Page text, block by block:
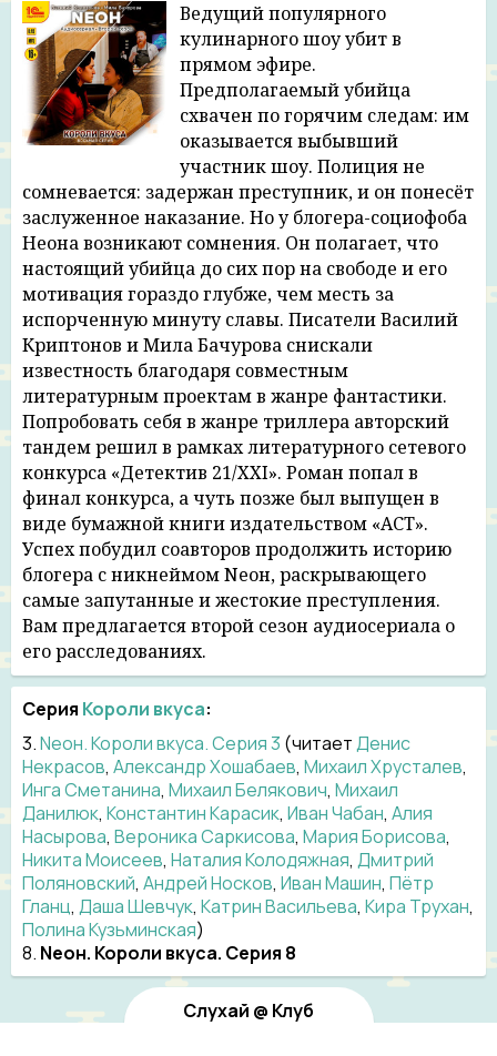
Ведущий популярного
кулинарного шоу убит в
прямом эфире.
Предполагаемый убийца
схвачен по горячим следам: им
оказывается выбывший
участник шоу. Полиция не
сомневается: задержан преступник, и он понесёт
заслуженное наказание. Но у блогера-социофоба
Неона возникают сомнения. Он полагает, что
настоящий убийца до сих пор на свободе и его
мотивация гораздо глубже, чем месть за
испорченную минуту славы. Писатели Василий
Криптонов и Мила Бачурова снискали
известность благодаря совместным
литературным проектам в жанре фантастики.
Попробовать себя в жанре триллера авторский
тандем решил в рамках литературного сетевого
конкурса «Детектив 21/XXI». Роман попал в
финал конкурса, а чуть позже был выпущен в
виде бумажной книги издательством «АСТ».
Успех побудил соавторов продолжить историю
блогера с никнеймом Neон, раскрывающего
самые запутанные и жестокие преступления.
Вам предлагается второй сезон аудиосериала о
его расследованиях.
Серия Короли вкуса:
3.Neон. Короли вкуса. Серия 3 (читаетДенис
Некрасов, Александр Хошабаев, Михаил Хрусталев,
Инга Сметанина, Михаил Белякович, Михаил
Данилюк, Константин Карасик, Иван Чабан, Алия
Насырова, Вероника Саркисова, Мария Борисова,
Никита Моисеев, Наталия Колодяжная, Дмитрий
Поляновский, Андрей Носков, Иван Машин, Пётр
Гланц, Даша Шевчук, Катрин Васильева, Кира Трухан,
Полина Кузьминская)
8. Neон. Короли вкуса. Серия 8
Слухай @ Клуб